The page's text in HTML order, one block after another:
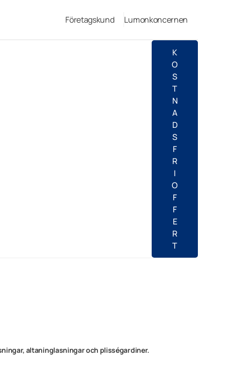
Företagskund Lumonkoncernen
K
O
S
T
N
A
D
S
F
R
I
O
F
F
E
R
T
altaninglasningar och plisségardiner.